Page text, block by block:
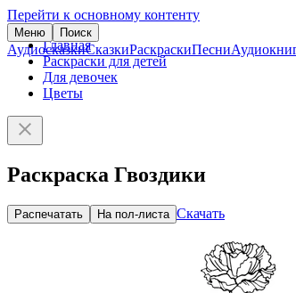
Перейти к основному контенту
Меню Поиск
АудиосказкиСказкиРаскраскиПесни
Главная
Раскраски для детей
Для девочек
Цветы
Раскраска Гвоздики
Распечатать На пол-листа Скачать